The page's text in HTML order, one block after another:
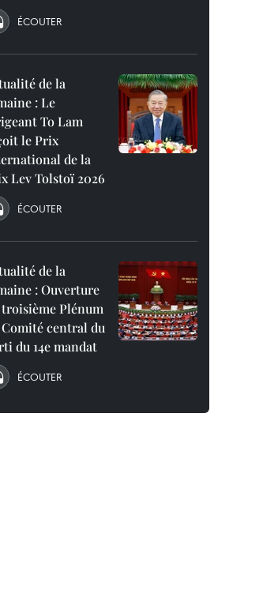
ÉCOUTER
de la
: Le
To Lam
le Prix
de la
Lev Tolstoï 2026
ÉCOUTER
de la
: Ouverture
Plénum
central du
du 14e mandat
ÉCOUTER